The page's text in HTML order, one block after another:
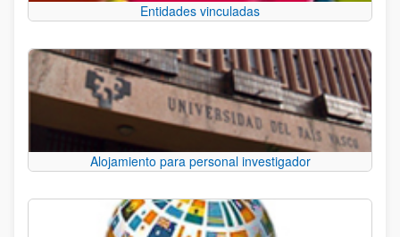
Entidades vinculadas
Alojamiento para personal investigador